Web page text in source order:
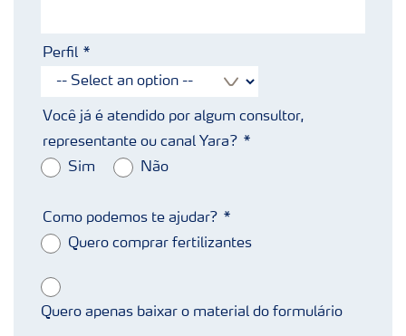
Perfil
Você já é atendido por algum consultor,
representante ou canal Yara?
Sim
Não
Como podemos te ajudar?
Quero comprar fertilizantes
Quero apenas baixar o material do formulário